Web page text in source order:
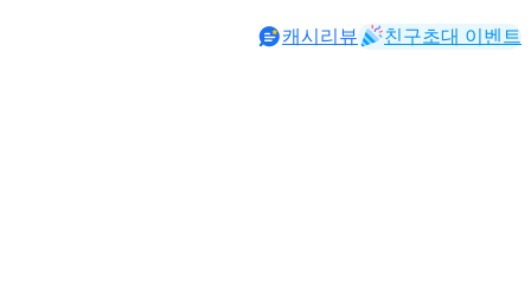
캐시리뷰 친구초대 이벤트